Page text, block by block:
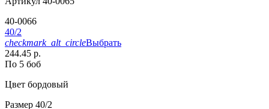
40-0066
40/2
checkmark_alt_circleВыбрать
244.45 р.
По 5 боб
Цвет бордовый
Размер 40/2